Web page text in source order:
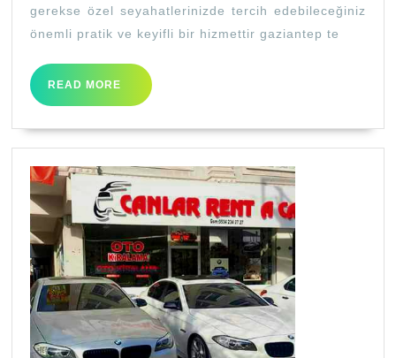
gerekse özel seyahatlerinizde tercih edebileceğiniz
önemli pratik ve keyifli bir hizmettir gaziantep te
READ MORE
READ
MORE